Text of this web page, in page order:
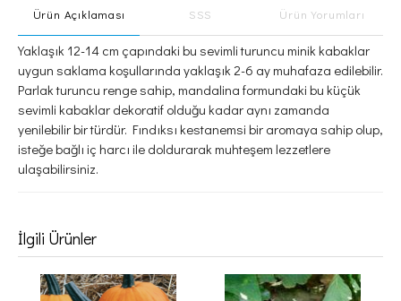
Ürün Açıklaması SSS Ürün Yorumları
Yaklaşık 12-14 cm çapındaki bu sevimli turuncu minik kabaklar
uygun saklama koşullarında yaklaşık 2-6 ay muhafaza edilebilir.
Parlak turuncu renge sahip, mandalina formundaki bu küçük
sevimli kabaklar dekoratif olduğu kadar aynı zamanda
yenilebilir bir türdür. Fındıksı kestanemsi bir aromaya sahip olup,
isteğe bağlı iç harcı ile doldurarak muhteşem lezzetlere
ulaşabilirsiniz.
İlgili Ürünler